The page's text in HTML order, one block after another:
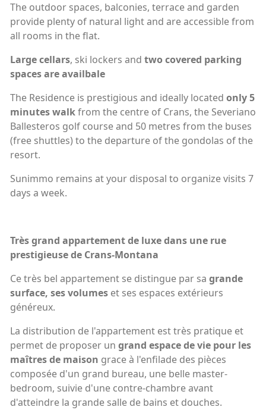
The outdoor spaces, balconies, terrace and garden
provide plenty of natural light and are accessible from
all rooms in the flat.
Large cellars, ski lockers and two covered parking
spaces are availbale
The Residence is prestigious and ideally located only 5
minutes walkfrom the centre of Crans, the Severiano
Ballesteros golf course and 50 metres from the buses
(free shuttles) to the departure of the gondolas of the
resort.
Sunimmo remains at your disposal to organize visits 7
days a week.
Très grand appartement de luxe dans une rue
prestigieuse de Crans-Montana
Ce très bel appartement se distingue par sa grande
surface, ses volumes et ses espaces extérieurs
généreux.
La distribution de l'appartement est très pratique et
permet de proposer un grand espace de vie pour les
maîtres de maison grace à l'enfilade des pièces
composée d'un grand bureau, une belle master-
bedroom, suivie d'une contre-chambre avant
d'atteindre la grande salle de bains et douches.